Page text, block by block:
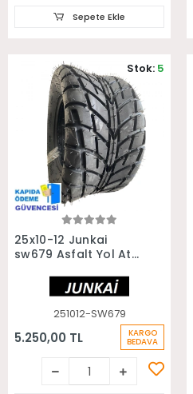
Sepete Ekle
Sepete Ekle
25x10-12 Junkai
sw679 Asfalt Yol Atv
251012-SW679
5.250,00 TL KARGO
BEDAVA
Stok: 5